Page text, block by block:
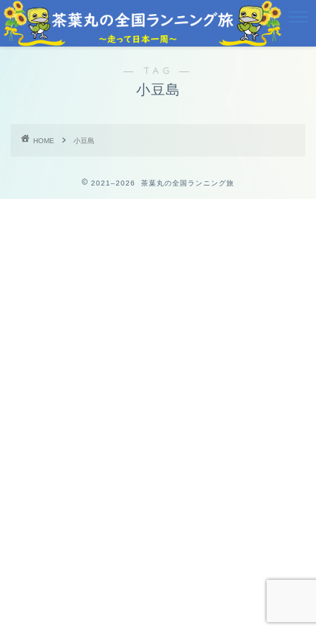
― TAG ―
小豆島
HOME 小豆島
2021–2026 茶葉丸の全国ランニング旅